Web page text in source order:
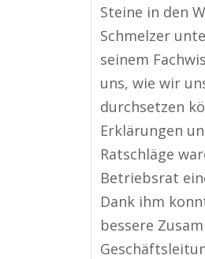
Steine in den
Schmelzer
seinem
uns, wie wir
durchsetzen
Erklärungen
Ratschläge
Betriebsrat
Dank ihm
bessere